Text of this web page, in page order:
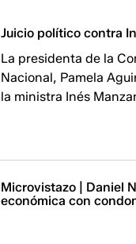
Juicio político contra
La presidenta de la
Nacional, Pamela
la ministra Inés
Microvistazo | Daniel
económica con